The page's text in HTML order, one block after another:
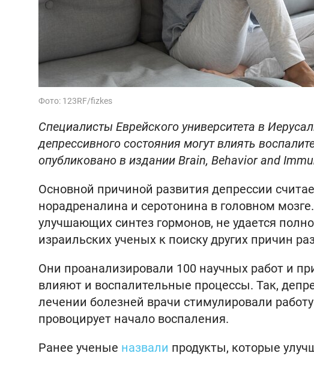
Фото: 123RF/fizkes
Специалисты Еврейского университета в
депрессивного состояния могут влиять
опубликовано в издании Brain, Behavior and
Основной причиной развития депрессии
норадреналина и серотонина в головном
улучшающих синтез гормонов, не удается
израильских ученых к поиску других причин
Они проанализировали 100 научных работ и
влияют и воспалительные процессы. Так,
лечении болезней врачи стимулировали
провоцирует начало воспаления.
Ранее ученые назвали продукты, которые